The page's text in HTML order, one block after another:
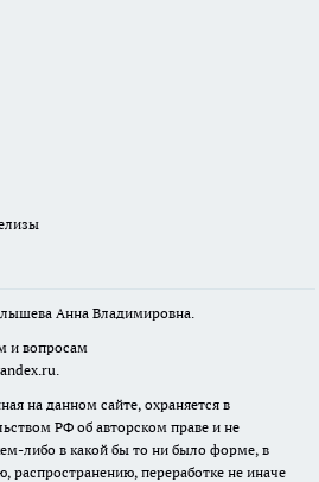
Анна Владимировна.
и вопросам
на данном сайте, охраняется в
РФ об авторском праве и не
либо в какой бы то ни было форме, в
распространению, переработке не иначе